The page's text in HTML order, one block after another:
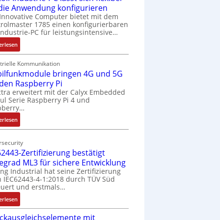
Anwendung konfigurieren
Computer bietet mit dem
1785 einen konfigurierbaren
PC für leistungsintensive…
:
1
9
-
Z
o
l
l
-
I
d
u
s
t
r
i
e
Kommunikation
bringen 4G und 5G
Raspberry Pi
erweitert mit der Calyx Embedded
Serie Raspberry Pi 4 und
:
M
b
i
l
f
u
n
k
Zertifizierung bestätigt
ML3 für sichere Entwicklung
Industrial hat seine Zertifizierung
IEC62443-4-1:2018 durch TÜV Süd
und erstmals…
:
I
E
mit